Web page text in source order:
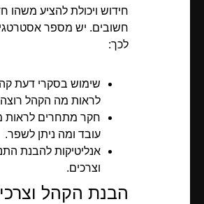
חידוש ויכולת להציע משהו
חשובים. יש מספר
לכך:
שימוש בסקרי דעת
לראות מה הקהל
חקר מתחרים לראות
עובד ומה ניתן לשפר.
אנליטיקות להבנת
וצרכים.
הבנת הקהל